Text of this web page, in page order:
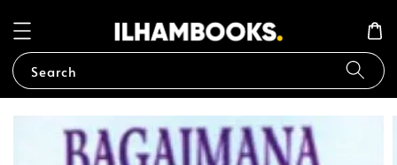
Search